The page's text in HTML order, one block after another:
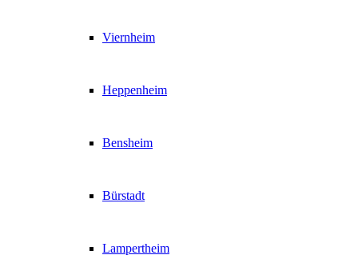
Viernheim
Heppenheim
Bensheim
Bürstadt
Lampertheim